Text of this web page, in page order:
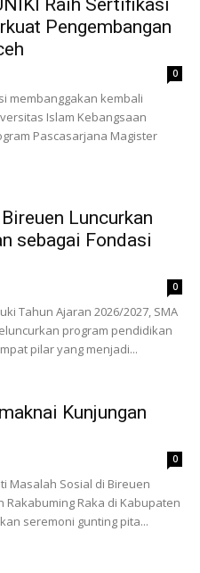
Raih Sertifikasi
Pengembangan
0
membanggakan kembali
Islam Kebangsaan
Pascasarjana Magister
Luncurkan
sebagai Fondasi
0
Tahun Ajaran 2026/2027, SMA
program pendidikan
pilar yang menjadi...
Kunjungan
0
Masalah Sosial di Bireuen
Rakabuming Raka di Kabupaten
seremoni gunting pita...